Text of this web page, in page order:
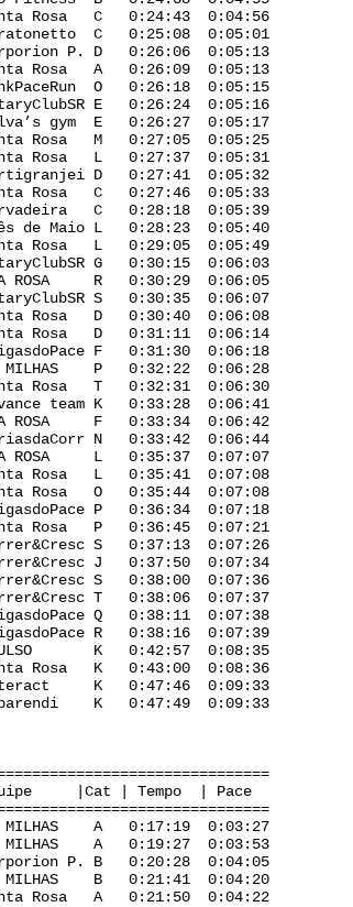
Santa Rosa C 0:24:43 0:04:56
maratonetto C 0:25:08 0:05:01
Corporion P. D 0:26:06 0:05:13
Rosa A 0:26:09 0:05:13
O 0:26:18 0:05:15
E 0:26:24 0:05:16
gym E 0:26:27 0:05:17
Rosa M 0:27:05 0:05:25
Rosa L 0:27:37 0:05:31
D 0:27:41 0:05:32
Rosa C 0:27:46 0:05:33
Porvadeira C 0:28:18 0:05:39
Maio L 0:28:23 0:05:40
L 0:29:05 0:05:49
G 0:30:15 0:06:03
ROSA R 0:30:29 0:06:05
S 0:30:35 0:06:07
Santa Rosa D 0:30:40 0:06:08
Santa Rosa D 0:31:11 0:06:14
F 0:31:30 0:06:18
15 MILHAS P 0:32:22 0:06:28
Rosa T 0:32:31 0:06:30
team K 0:33:28 0:06:41
F 0:33:34 0:06:42
N 0:33:42 0:06:44
L 0:35:37 0:07:07
Rosa L 0:35:41 0:07:08
Santa Rosa O 0:35:44 0:07:08
P 0:36:34 0:07:18
Rosa P 0:36:45 0:07:21
S 0:37:13 0:07:26
J 0:37:50 0:07:34
S 0:38:00 0:07:36
T 0:38:06 0:07:37
Q 0:38:11 0:07:38
R 0:38:16 0:07:39
K 0:42:57 0:08:35
Rosa K 0:43:00 0:08:36
Interact K 0:47:46 0:09:33
K 0:47:49 0:09:33
| Tempo | Pace
MILHAS A 0:17:19 0:03:27
15 MILHAS A 0:19:27 0:03:53
P. B 0:20:28 0:04:05
B 0:21:41 0:04:20
Rosa A 0:21:50 0:04:22